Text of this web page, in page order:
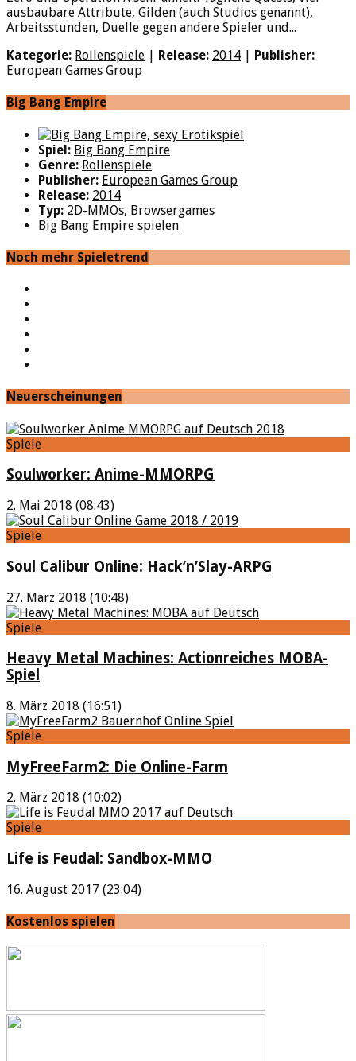
ausbaubare Attribute, Gilden (auch Studios genannt),
Arbeitsstunden, Duelle gegen andere Spieler und...
Kategorie: Rollenspiele | Release: 2014 | Publisher:
European Games Group
Big Bang Empire
Spiel: Big Bang Empire
Genre: Rollenspiele
Publisher: European Games Group
Release: 2014
Typ: 2D-MMOs, Browsergames
Big Bang Empire spielen
Noch mehr Spieletrend
Neuerscheinungen
Spiele
Soulworker: Anime-MMORPG
2. Mai 2018 (08:43)
Spiele
Soul Calibur Online: Hack’n’Slay-ARPG
27. März 2018 (10:48)
Spiele
Heavy Metal Machines: Actionreiches MOBA-
Spiel
8. März 2018 (16:51)
Spiele
MyFreeFarm2: Die Online-Farm
2. März 2018 (10:02)
Spiele
Life is Feudal: Sandbox-MMO
16. August 2017 (23:04)
Kostenlos spielen